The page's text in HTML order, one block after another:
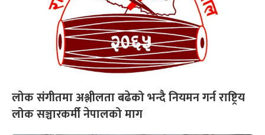
लोक संगीतमा अश्लीलता बढेको भन्दै नियमन गर्न राष्ट्रिय
लोक सञ्चारकर्मी नेपालको माग